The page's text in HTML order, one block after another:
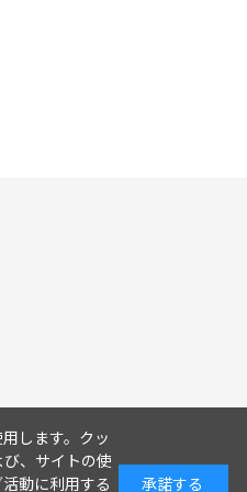
します。クッ
、サイトの使
動に利用する
承諾する